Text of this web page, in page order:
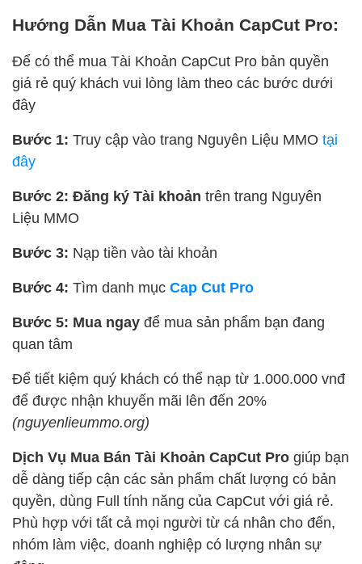
Hướng Dẫn Mua Tài Khoản CapCut Pro:
Để có thể mua Tài Khoản CapCut Pro bản quyền
giá rẻ quý khách vui lòng làm theo các bước dưới
đây
Bước 1: Truy cập vào trang Nguyên Liệu MMO tại
đây
Bước 2: Đăng ký Tài khoản trên trang Nguyên
Liệu MMO
Bước 3: Nạp tiền vào tài khoản
Bước 4: Tìm danh mục Cap Cut Pro
Bước 5: Mua ngay để mua sản phẩm bạn đang
quan tâm
Để tiết kiệm quý khách có thể nạp từ 1.000.000 vnđ
để được nhận khuyến mãi lên đến 20%
(nguyenlieummo.org)
Dịch Vụ Mua Bán Tài Khoản CapCut Pro giúp bạn
dễ dàng tiếp cận các sản phẩm chất lượng có bản
quyền, dùng Full tính năng của CapCut với giá rẻ.
Phù hợp với tất cả mọi người từ cá nhân cho đến,
nhóm làm việc, doanh nghiệp có lượng nhân sự